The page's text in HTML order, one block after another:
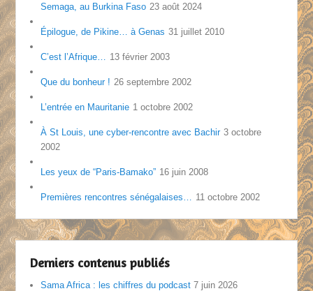
Semaga, au Burkina Faso 23 août 2024
Épilogue, de Pikine… à Genas 31 juillet 2010
C’est l’Afrique… 13 février 2003
Que du bonheur ! 26 septembre 2002
L’entrée en Mauritanie 1 octobre 2002
À St Louis, une cyber-rencontre avec Bachir 3 octobre
2002
Les yeux de “Paris-Bamako” 16 juin 2008
Premières rencontres sénégalaises… 11 octobre 2002
Derniers contenus publiés
Sama Africa : les chiffres du podcast 7 juin 2026